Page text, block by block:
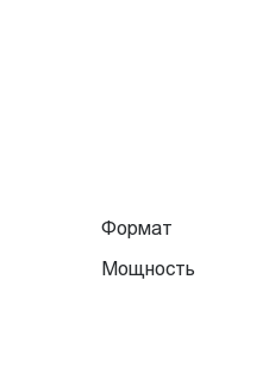
Формат
Мощность